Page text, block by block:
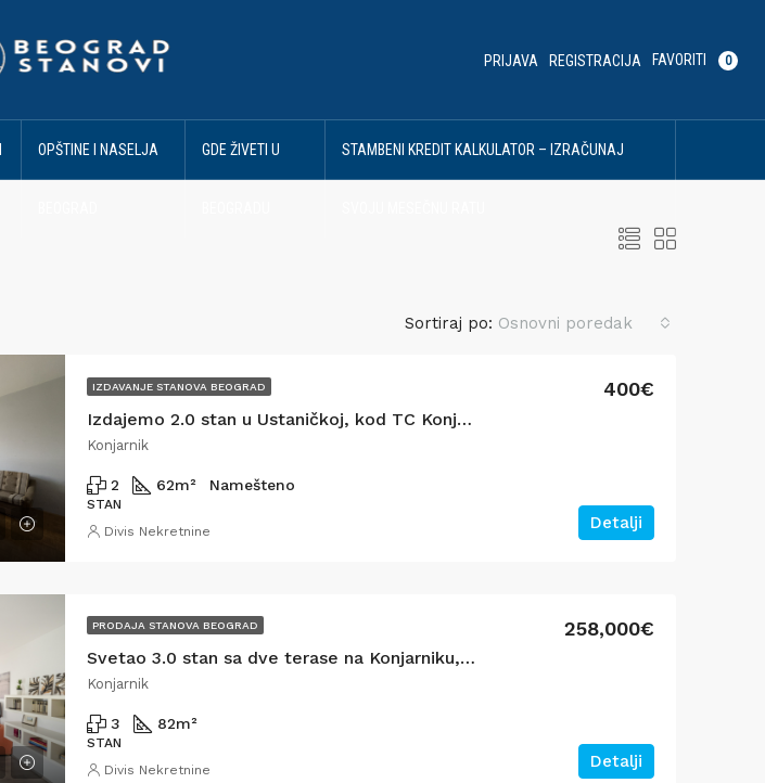
PRIJAVA REGISTRACIJA FAVORITI 0
OPŠTINE I NASELJA GDE ŽIVETI U STAMBENI KREDIT KALKULATOR – IZRAČUNAJ
Sortiraj po: Osnovni poredak
IZDAVANJE STANOVA BEOGRAD
Izdajemo 2.0 stan u Ustaničkoj, kod TC Konjarnik
400€
Konjarnik
2 62m² Namešteno
STAN
Detalji
Divis Nekretnine
PRODAJA STANOVA BEOGRAD
Svetao 3.0 stan sa dve terase na Konjarniku, 82m2
258,000€
Konjarnik
3 82m²
STAN
Detalji
Divis Nekretnine